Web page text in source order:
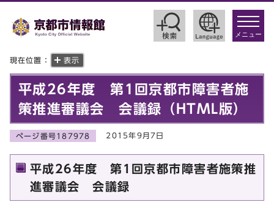
toggle
メニュー
現在位置： 表示
平成26年度 第1回京都市障害者施
策推進審議会 会議録（HTML版）
ページ番号187978 2015年9月7日
平成26年度 第1回京都市障害者施策推
進審議会 会議録